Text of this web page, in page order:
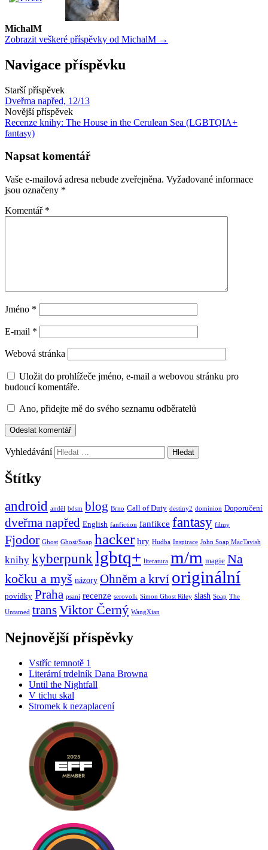
MichalM
Zobrazit veškeré příspěvky od MichalM →
Navigace příspěvku
Starší příspěvek
Dveřma napřed, 12/13
Novější příspěvek
Recenze knihy: The House in the Cerulean Sea (LGBTQIA+
fantasy)
Napsat komentář
Vaše e-mailová adresa nebude zveřejněna. Vyžadované informace
jsou označeny *
Komentář *
Jméno *
E-mail *
Webová stránka
Uložit do prohlížeče jméno, e-mail a webovou stránku pro
budoucí komentáře.
Ano, přidejte mě do svého seznamu odběratelů
Vyhledávání
Štítky
android anděl bdsm blog Brno Call of Duty destiny2 dominion Doporučení
dveřma napřed English fanfiction fanfikce fantasy filmy
Fjodor Ghost Ghost/Soap hacker hry Hudba Inspirace John Soap MacTavish
knihy kyberpunk lgbtq+ literatura m/m magie Na
kočku a myš názory Ohněm a krví originální
povídky Praha psaní recenze serovolk Simon Ghost Riley slash Soap The
Untamed transViktor Černý WangXian
Nejnovější příspěvky
Vstříc temnotě 1
Literární trdelník Dana Browna
Until the Nightfall
V tichu skal
Stromek k nezaplacení